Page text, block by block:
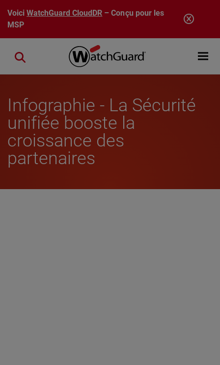
Aller au contenu principal
VoiciWatchGuard CloudDR – Conçu pour les
MSP
Open
Close search
Infographie - La Sécurité
unifiée booste la
croissance des
partenaires